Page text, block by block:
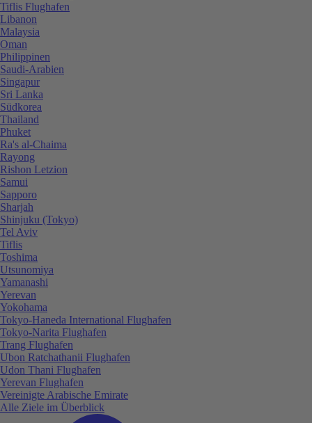
Tiflis Flughafen
Libanon
Malaysia
Oman
Philippinen
Saudi-Arabien
Singapur
Sri Lanka
Südkorea
Thailand
Phuket
Ra's al-Chaima
Rayong
Rishon Letzion
Samui
Sapporo
Sharjah
Shinjuku (Tokyo)
Tel Aviv
Tiflis
Toshima
Utsunomiya
Yamanashi
Yerevan
Yokohama
Tokyo-Haneda International Flughafen
Tokyo-Narita Flughafen
Trang Flughafen
Ubon Ratchathanii Flughafen
Udon Thani Flughafen
Yerevan Flughafen
Vereinigte Arabische Emirate
Alle Ziele im Überblick